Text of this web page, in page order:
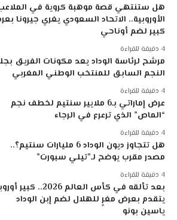
هل ستنتهي قصة موهبة كروية في الملاعب
الأوروبية.. الاتحاد السعودي يغري جيرونا بعرض
كبير لضم أوناحي
مرشح لرئاسة الوداد يعد مكونات الفريق بجلب
النجم السابق للمنتخب الوطني المغربي
عرض إماراتي بـ6 ملايير سنتيم لخطف نجم
“الماص” الذي ترعرع في الرجاء
هل تتجاوز ديون الوداد 6 مليارات سنتيم؟..
مصدر مقرب يوضح لـ”تيلي سبورت”
بعد تألقه في كأس العالم 2026.. كبير أوروبا
يتقدم بعرض مغرٍ للهلال لضم إبن الوداد
ياسين بونو